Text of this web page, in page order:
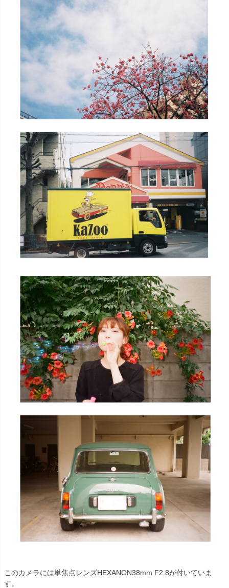
このカメラには単焦点レンズHEXANON38mm F2.8が付いていま
す。